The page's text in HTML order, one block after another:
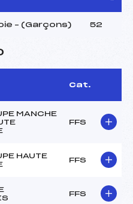
– (Garçons) 52
Cat.
MANCHE
FFS
HAUTE
FFS
FFS